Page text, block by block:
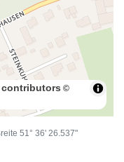
contributors ©
51° 36' 26.537"